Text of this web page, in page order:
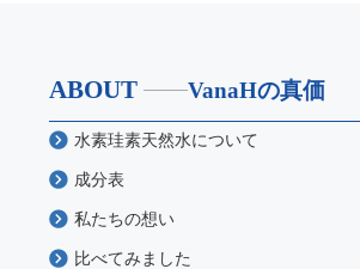
ABOUT VanaHの真価
水素珪素天然水について
成分表
私たちの想い
比べてみました